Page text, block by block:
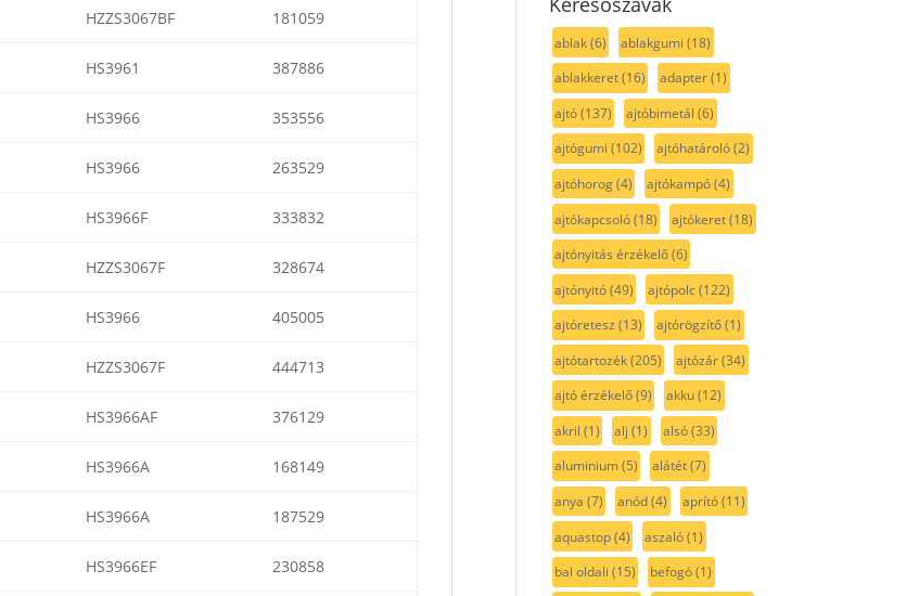
HZZS3067BF 181059
HS3961 387886
HS3966 353556
HS3966 263529
HS3966F 333832
HZZS3067F 328674
HS3966 405005
HZZS3067F 444713
HS3966AF 376129
HS3966A 168149
HS3966A 187529
HS3966EF 230858
ablak(6) ablakgumi (18)
ablakkeret(16) adapter(1)
ajtó(137) ajtóbimetál (6)
ajtógumi (102) ajtóhatároló(2)
ajtóhorog(4) ajtókampó(4)
ajtókapcsoló(18) ajtókeret(18)
ajtónyitás érzékelő(6)
ajtónyitó(49) ajtópolc(122)
ajtóretesz (13) ajtórögzítő(1)
ajtótartozék(205) ajtózár(34)
ajtó érzékelő(9) akku(12)
akril (1) alj (1) alsó(33)
aluminium(5) alátét(7)
anya (7) anód(4) aprító(11)
aquastop(4) aszaló(1)
bal oldali (15) befogó(1)